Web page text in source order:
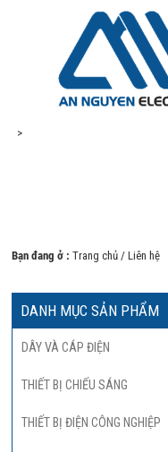
>
Bạn đang ở :Trang chủ / Liên hệ
DANH MỤC SẢN PHẨM
DÂY VÀ CÁP ĐIỆN
THIẾT BỊ CHIẾU SÁNG
THIẾT BỊ ĐIỆN CÔNG NGHIỆP